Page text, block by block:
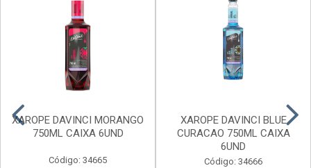
XAROPE DAVINCI MORANGO
750ML CAIXA 6UND
Código: 34665
XAROPE DAVINCI BLUE
CURACAO 750ML CAIXA
6UND
Código: 34666